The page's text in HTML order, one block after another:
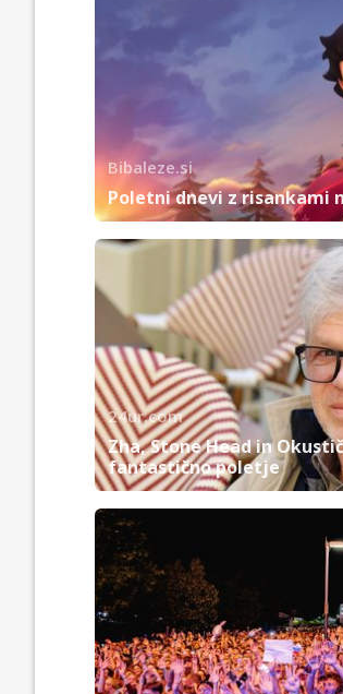
Bibaleze.si
Poletni dnevi z risankami
24ur.com
Zha, Stone Head in
fantastično poletje